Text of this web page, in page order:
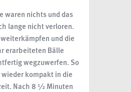
waren nichts und das
lange nicht verloren.
und die
erarbeiteten Bälle
wegzuwerfen. So
kompakt in die
Nach 8 ½ Minuten